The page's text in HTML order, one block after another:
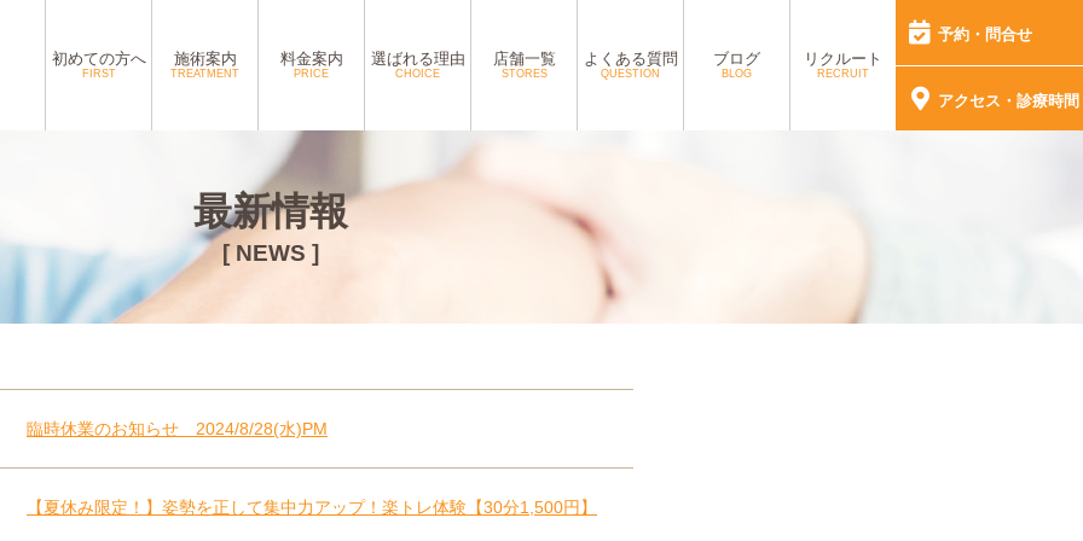
初めての方へ
FIRST
施術案内
TREATMENT
料金案内
PRICE
選ばれる理由
CHOICE
店舗一覧
STORES
よくある質問
QUESTION
ブログ
BLOG
リクルート
RECRUIT
予約・問合せ
アクセス・診療時間
最新情報
[ NEWS ]
臨時休業のお知らせ 2024/8/28(水)PM
【夏休み限定！】姿勢を正して集中力アップ！楽トレ体験【30分1,500円】